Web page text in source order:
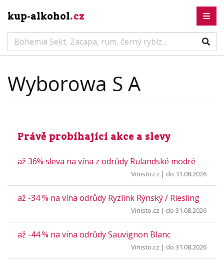
kup-alkohol.cz
Wyborowa S A
Právě probíhající akce a slevy
až 36% sleva na vína z odrůdy Rulandské modré
Vinisto.cz | do 31.08.2026
až -34 % na vína odrůdy Ryzlink Rýnský / Riesling
Vinisto.cz | do 31.08.2026
až -44 % na vína odrůdy Sauvignon Blanc
Vinisto.cz | do 31.08.2026